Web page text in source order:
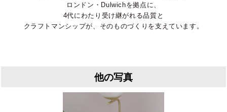
ロンドン・Dulwichを拠点に、
4代にわたり受け継がれる品質と
クラフトマンシップが、そのものづくりを支えています。
他の写真